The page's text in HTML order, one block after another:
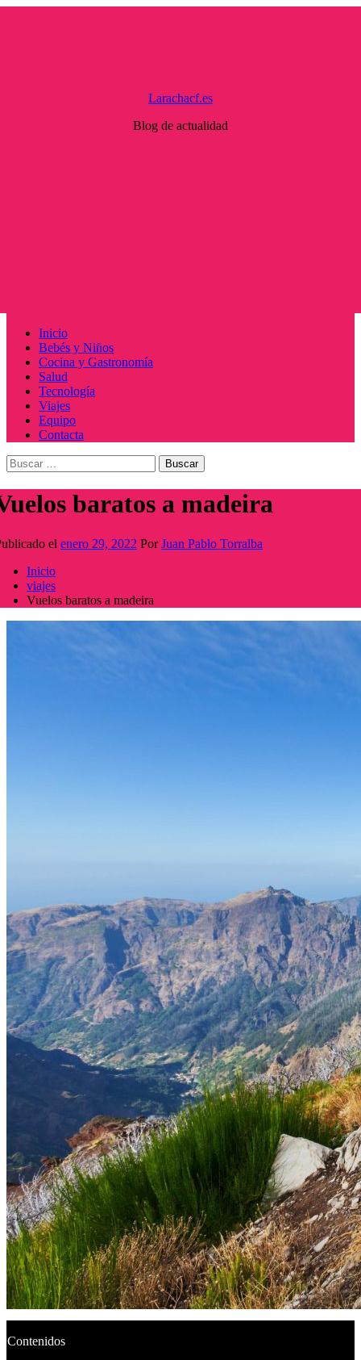
Larachacf.es
Blog de actualidad
Menú
principal
Inicio
Bebés y Niños
Cocina y Gastronomía
Salud
Tecnología
Viajes
Equipo
Contacta
Buscar:
baratos a madeira
el enero 29, 2022 PorJuan Pablo Torralba
Inicio
viajes
Vuelos baratos a madeira
Contenidos